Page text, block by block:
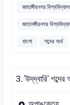
জাহাঙ্গীরনগর
জাহানঙ্গীরনগর
বাংলা
শব্দের অর্থ
3.'উদ্‌দ্বারি' শব্দের